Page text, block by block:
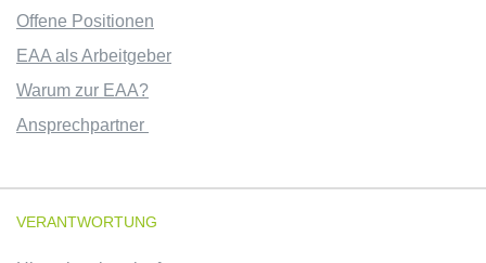
Offene Positionen
EAA als Arbeitgeber
Warum zur EAA?
Ansprechpartner
VERANTWORTUNG